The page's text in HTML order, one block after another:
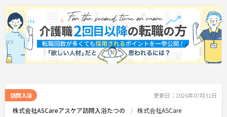
訪問入浴 更新日：2026年07月31日
株式会社ASCareアスケア訪問入浴たつの 株式会社ASCare